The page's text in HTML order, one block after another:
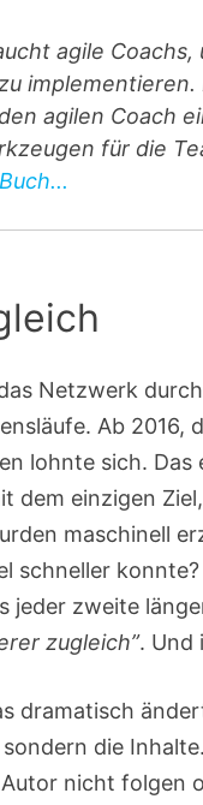
agile
implementieren.
agilen Coach
für die
Netzwerk
Ab 2016,
lohnte sich. Das
dem einzigen
maschinell
schneller
jeder zweite
zugleich”. Und
dramatisch
die
nicht folgen